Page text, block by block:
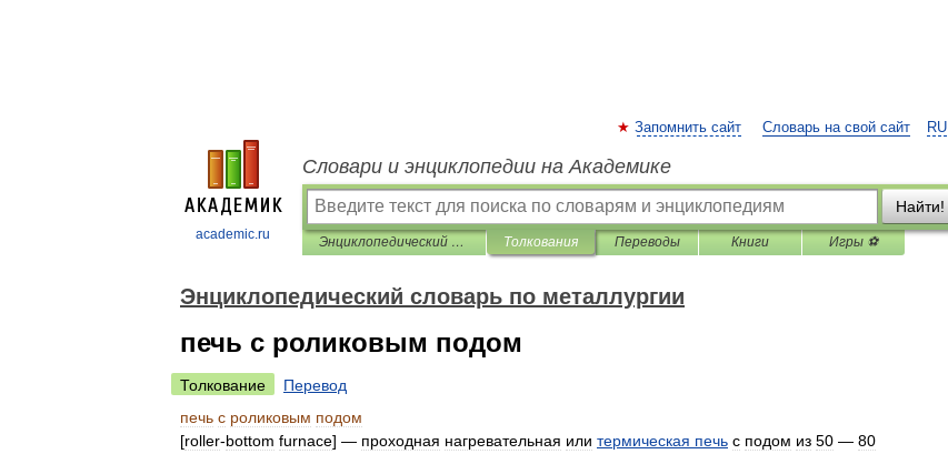
academic.ru
RU
Запомнить сайт Словарь на свой сайт
Словари и энциклопедии на Академике
Найти!
Энциклопедический словарь по металлургии Толкования Переводы Книги Игры ⚽
Энциклопедический словарь по металлургии
печь с роликовым подом
Толкование
Перевод
печь с роликовым подом
[roller-bottom furnace] — проходная нагревательная или термическая печь с подом из 50 — 80